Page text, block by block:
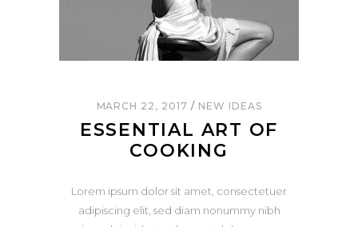
MARCH 22, 2017 NEW IDEAS
ESSENTIAL ART OF
COOKING
Lorem ipsum dolor sit amet, consectetuer
adipiscing elit, sed diam nonummy nibh